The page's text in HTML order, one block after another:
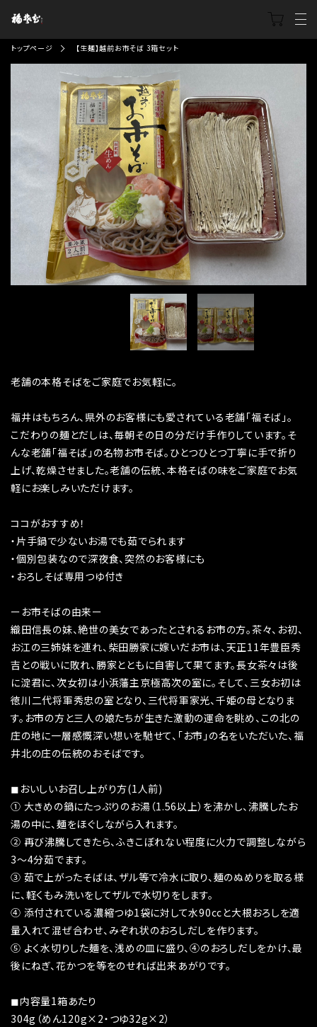
トップページ 【生麺】越前お市そば 3箱セット
老舗の本格そばをご家庭でお気軽に。
福井はもちろん、県外のお客様にも愛されている老舗「福そば」。
こだわりの麺とだしは、毎朝その日の分だけ手作りしています。そ
んな老舗「福そば」の名物お市そば。ひとつひとつ丁寧に手で折り
上げ、乾燥させました。老舗の伝統、本格そばの味をご家庭でお気
軽にお楽しみいただけます。
ココがおすすめ！
・片手鍋で少ないお湯でも茹でられます
・個別包装なので深夜食、突然のお客様にも
・おろしそば専用つゆ付き
ーお市そばの由来ー
織田信長の妹、絶世の美女であったとされるお市の方。茶々、お初、
お江の三姉妹を連れ、柴田勝家に嫁いだお市は、天正11年豊臣秀
吉との戦いに敗れ、勝家とともに自害して果てます。長女茶々は後
に淀君に、次女初は小浜藩主京極高次の室に。そして、三女お初は
徳川二代将軍秀忠の室となり、三代将軍家光、千姫の母となりま
す。お市の方と三人の娘たちが生きた激動の運命を眺め、この北の
庄の地に一層感慨深い想いを馳せて、「お市」の名をいただいた、福
井北の庄の伝統のおそばです。
◼︎おいしいお召し上がり方(1人前)
① 大きめの鍋にたっぷりのお湯（1.56以上）を沸かし、沸騰したお
湯の中に、麺をほぐしながら入れます。
② 再び沸騰してきたら、ふきこぼれない程度に火力で調整しながら
3～4分茹でます。
③ 茹で上がったそばは、ザル等で冷水に取り、麺のぬめりを取る様
に、軽くもみ洗いをしてザルで水切りをします。
④ 添付されている濃縮つゆ1袋に対して水90ccと大根おろしを適
量入れて混ぜ合わせ、みぞれ状のおろしだしを作ります。
⑤ よく水切りした麺を、浅めの皿に盛り、④のおろしだしをかけ、最
後にねぎ、花かつを等をのせれば出来あがりです。
◼︎内容量1箱あたり
304g（めん120g×2・つゆ32g×2）